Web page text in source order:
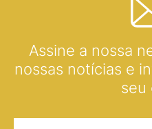
Assine a nossa
nossas notícias e
seu